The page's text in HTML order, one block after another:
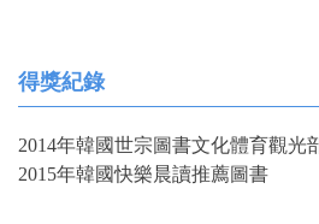
得獎紀錄
2014年韓國世宗圖書文化體育觀光
2015年韓國快樂晨讀推薦圖書